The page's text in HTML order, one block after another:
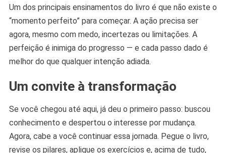
Um dos principais ensinamentos do livro é que não existe o
“momento perfeito” para começar. A ação precisa ser
agora, mesmo com medo, incertezas ou limitações. A
perfeição é inimiga do progresso — e cada passo dado é
melhor do que qualquer intenção adiada.
Um convite à transformação
Se você chegou até aqui, já deu o primeiro passo: buscou
conhecimento e despertou o interesse por mudança.
Agora, cabe a você continuar essa jornada. Pegue o livro,
revise os pilares, aplique os exercícios e, acima de tudo,